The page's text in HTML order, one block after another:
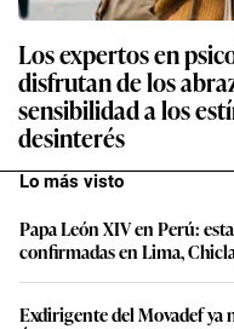
Los expertos en
disfrutan de los
sensibilidad a los
desinterés
Lo más visto
Papa León XIV en Perú:
confirmadas en Lima,
Exdirigente del Movadef ya